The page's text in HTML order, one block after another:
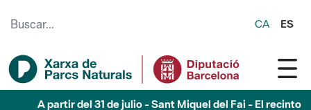
CA ES
A partir del 31 de julio - Sant Miquel del Fai - El recinto